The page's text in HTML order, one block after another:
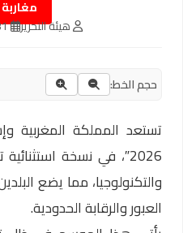
هيئة التحرير 31 مايو 2026
حجم الخط:
تستعد المملكة المغربية
2026″، في نسخة
والتكنولوجيا، مما يضع
العبور والرقابة الحدودية.